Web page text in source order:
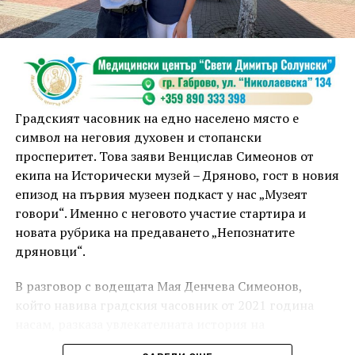
Zov&Vakavliev, Toria
21:30ч. Коктейли и музика
Младежкият център кани и всички млади хора,
които свират на китара, да се включат – независимо
от професионалното им ниво. Събитието е различно
– то не е концерт, а споделено преживяване, в което
всеки участва по свой начин. Няма сцена или
официална програма, няма предварително обявени
изпълнители и разделение между публика и
артисти. Всеки е добре дошъл да пее, свири или
просто да преживее звездопад, изпълнен с музика,
За да улесни всички желаещи да се включат,
транспорт до местността Градище. Електрическият
Градският часовник на едно населено място е
символ на неговия духовен и стопански
просперитет. Това заяви Венцислав Симеонов от
екипа на Исторически музей – Дряново, гост в новия
епизод на първия музеен подкаст у нас „Музеят
говори“. Именно с неговото участие стартира и
новата рубрика на предаването „Непознатите
дряновци“.
В разговор с водещата Мая Денчева Симеонов,
който навива градския часовник от 2021 година
часовниковия механизъм и на часовниковата кула в